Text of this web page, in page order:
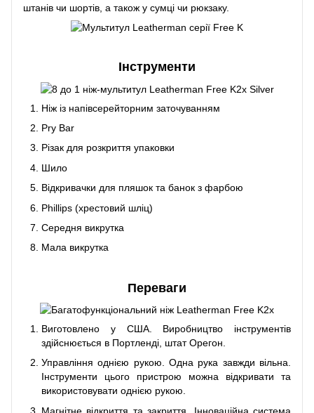
штанів чи шортів, а також у сумці чи рюкзаку.
Інструменти
Ніж із напівсерейторним заточуванням
Pry Bar
Різак для розкриття упаковки
Шило
Відкривачки для пляшок та банок з фарбою
Phillips (хрестовий шліц)
Середня викрутка
Мала викрутка
Переваги
Виготовлено у США. Виробництво інструментів
здійснюється в Портленді, штат Орегон.
Управління однією рукою. Одна рука завжди вільна.
Інструменти цього пристрою можна відкривати та
використовувати однією рукою.
Магнітне відкриття та закриття. Інноваційна система